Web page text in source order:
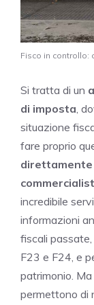
Fisco in
Si tratta di un
di imposta,
situazione
fare proprio
direttamente
incredibile
informazioni
fiscali
F23 e F24, e
patrimonio.
permettono di